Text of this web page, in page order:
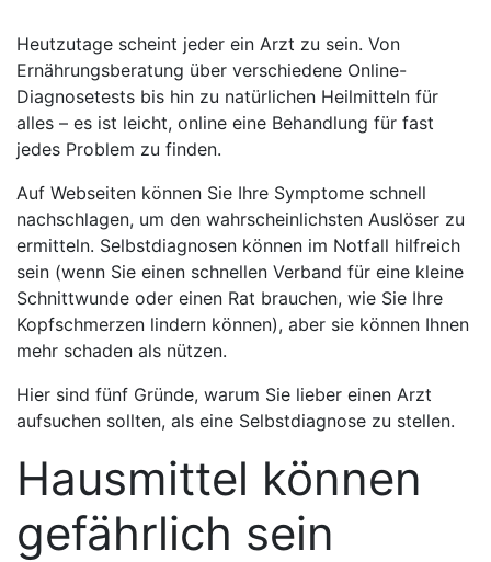
Heutzutage scheint jeder ein Arzt zu sein. Von
Ernährungsberatung über verschiedene Online-
Diagnosetests bis hin zu natürlichen Heilmitteln für
alles – es ist leicht, online eine Behandlung für fast
jedes Problem zu finden.
Auf Webseiten können Sie Ihre Symptome schnell
nachschlagen, um den wahrscheinlichsten Auslöser zu
ermitteln. Selbstdiagnosen können im Notfall hilfreich
sein (wenn Sie einen schnellen Verband für eine kleine
Schnittwunde oder einen Rat brauchen, wie Sie Ihre
Kopfschmerzen lindern können), aber sie können Ihnen
mehr schaden als nützen.
Hier sind fünf Gründe, warum Sie lieber einen Arzt
aufsuchen sollten, als eine Selbstdiagnose zu stellen.
Hausmittel können
gefährlich sein